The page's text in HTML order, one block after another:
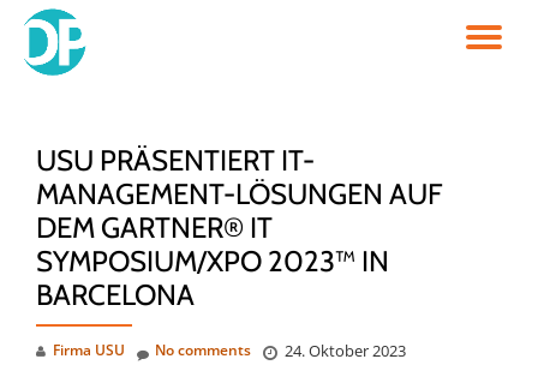
Skip
USU PRÄSENTIERT IT-
MANAGEMENT-LÖSUNGEN AUF
DEM GARTNER® IT
SYMPOSIUM/XPO 2023™ IN
BARCELONA
Firma USU 24. Oktober 2023
No comments